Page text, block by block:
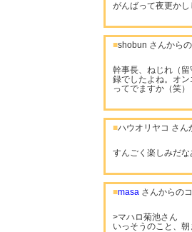
がんばって夜更か
■shobun さんから
幹事長、ねじれ（
録でしたよね。オ
ってでますか（笑）
■ハウオリヤコ さん
すんごく楽しみだな
■masa さんからの
>マハロ菊池さん
いっそうのこと、